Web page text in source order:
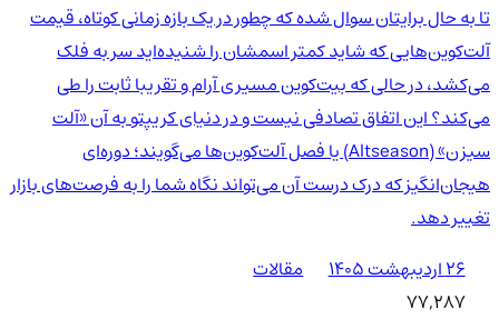
تا به حال برایتان سوال شده که چطور در یک بازه زمانی کوتاه، قیمت
آلت‌کوین‌هایی که شاید کمتر اسمشان را شنیده‌اید سر به فلک
می‌کشد، در حالی که بیت‌کوین مسیری آرام و تقریبا ثابت را طی
می‌کند؟ این اتفاق تصادفی نیست و در دنیای کریپتو به آن «آلت
سیزن» (Altseason) یا فصل آلت‌کوین‌ها می‌گویند؛ دوره‌ای
هیجان‌انگیز که درک درست آن می‌تواند نگاه شما را به فرصت‌های بازار
تغییر دهد.
۲۶ اردیبهشت ۱۴۰۵
مقالات
77,287